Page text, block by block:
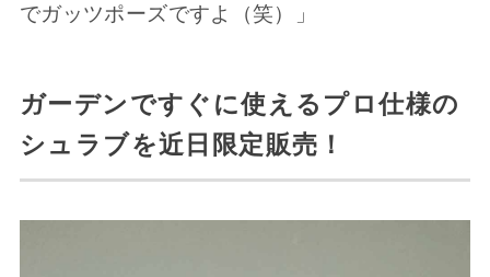
でガッツポーズですよ（笑）」
ガーデンですぐに使えるプロ仕様の
シュラブを近日限定販売！